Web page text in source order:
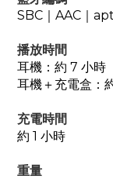
SBC｜AAC｜
播放時間
耳機：約 7 小時
耳機＋ 充電盒：
充電時間
約 1 小時
重量